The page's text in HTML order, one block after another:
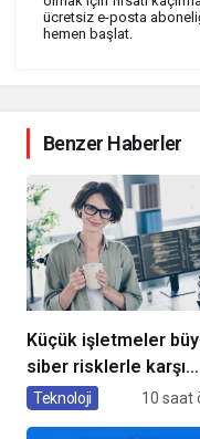
ücretsiz e-posta
hemen başlat.
Benzer Haberler
Küçük işletmeler büyük
siber risklerle karşı
karşıya
Teknoloji 10 saat